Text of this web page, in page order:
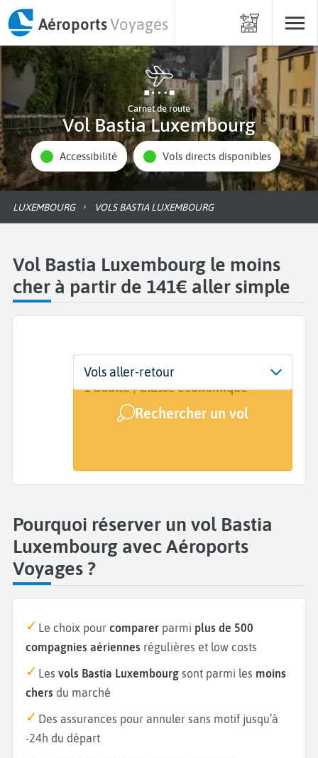
AéroportsVoyages
Carnet de route
Vol Bastia Luxembourg
Accessibilité Vols directs disponibles
LUXEMBOURG VOLS BASTIA LUXEMBOURG
Vol Bastia Luxembourg le moins
cher à partir de 141€ aller simple
Départ
Bastia (BIA)
Dates
Dates de votre voyage
Voyageurs | Classe
1 adulte | Classe économique
Rechercher un vol
Vols aller-retour
Pourquoi réserver un vol Bastia
Luxembourg avec Aéroports
Voyages ?
Le choix pour comparer parmi plus de 500
compagnies aériennes régulières et low costs
Les vols Bastia Luxembourg sont parmi les moins
chers du marché
Des assurances pour annuler sans motif jusqu’à
-24h du départ